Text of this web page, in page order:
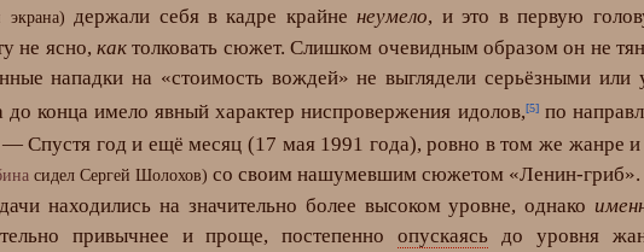
держали себя в кадре крайненеумело, и это в первую
не ясно,как толковать сюжет. Слишком очевидным образом он не
нападки на «стоимость вождей» не выглядели серьёзными
до конца имело явный характер ниспровержения идолов,[5]по
Спустя год и ещё месяц (17 мая 1991 года), ровно в том же жанре
сидел Сергей Шолохов) со своим нашумевшим сюжетом «Ленин-гриб».
находились на значительно более высоком уровне, однако
привычнее и проще, постепенноопускаясь до уровня